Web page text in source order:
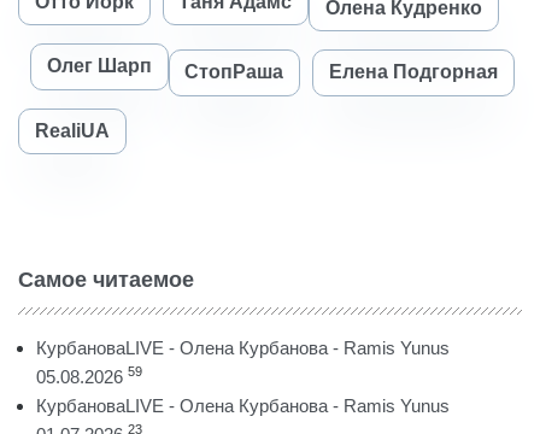
Олена Кудренко
Олег Шарп СтопРаша Елена Подгорная
RealiUA
Самое читаемое
КурбановаLIVE - Олена Курбанова - Ramis Yunus
05.08.2026 59
КурбановаLIVE - Олена Курбанова - Ramis Yunus
23